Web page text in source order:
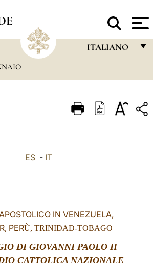
ITALIANO
ITALIANO
中文
LATINE
ES- IT
IN VENEZUELA,
PERÙ, TRINIDAD-TOBAGO
DI GIOVANNI PAOLO II
CATTOLICA NAZIONALE